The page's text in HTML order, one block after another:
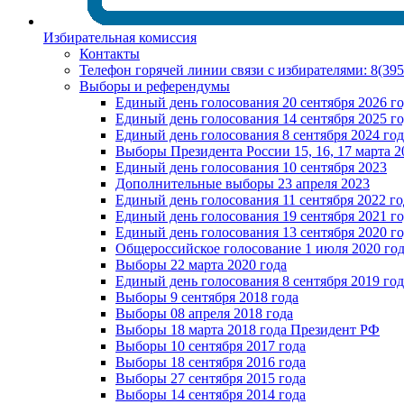
Избирательная комиссия
Контакты
Телефон горячей линии связи с избирателями:
Выборы и референдумы
Единый день голосования 20 сентября 2026
Единый день голосования 14 сентября 2025
Единый день голосования 8 сентября 2024
Выборы Президента России 15, 16, 17 марта
Единый день голосования 10 сентября 2023
Дополнительные выборы 23 апреля 2023
Единый день голосования 11 сентября 2022
Единый день голосования 19 сентября 2021
Единый день голосования 13 сентября 2020
Общероссийское голосование 1 июля 2020
Выборы 22 марта 2020 года
Единый день голосования 8 сентября 2019
Выборы 9 сентября 2018 года
Выборы 08 апреля 2018 года
Выборы 18 марта 2018 года Президент РФ
Выборы 10 сентября 2017 года
Выборы 18 сентября 2016 года
Выборы 27 сентября 2015 года
Выборы 14 сентября 2014 года